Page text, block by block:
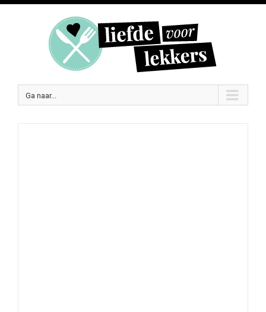
Ga naar...